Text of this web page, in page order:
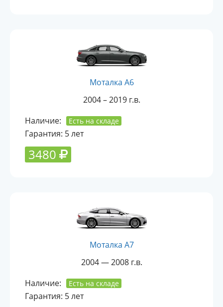
Моталка A6
2004 – 2019 г.в.
Наличие:
Есть на складе
Гарантия: 5 лет
3480
Моталка A7
2004 — 2008 г.в.
Наличие:
Есть на складе
Гарантия: 5 лет